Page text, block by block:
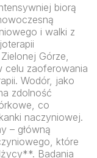
biorą
i walki z
Górze,
celu zaoferowania
Wodór, jako
zdolność
co
naczyniowej.
– główną
które
Badania